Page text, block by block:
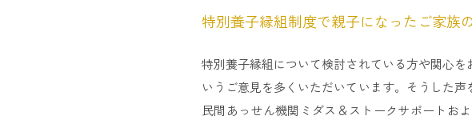
特別養子縁組制度で親子になったご家族
特別養子縁組について検討されている方や関心
いうご意見を多くいただいています。そうした
民間あっせん機関ミダス＆ストークサポートお